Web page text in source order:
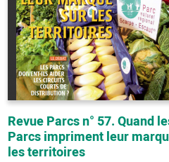
Revue Parcs n° 57. Quand
Parcs impriment leur
les territoires